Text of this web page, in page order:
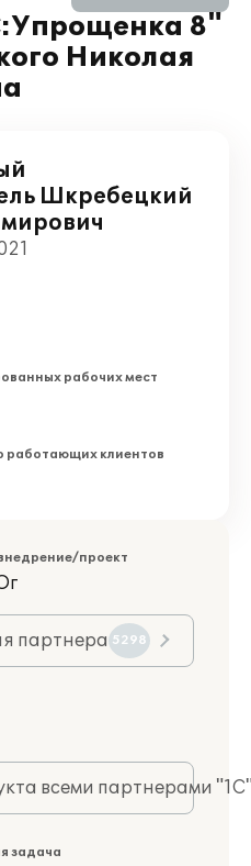
8"
Николая
Шкребецкий
рабочих мест
работающих клиентов
проект
партнера 5298
всеми партнерами
задача